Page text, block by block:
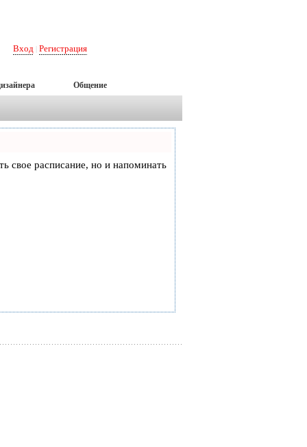
Вход Регистрация
Общение
свое расписание, но и напоминать